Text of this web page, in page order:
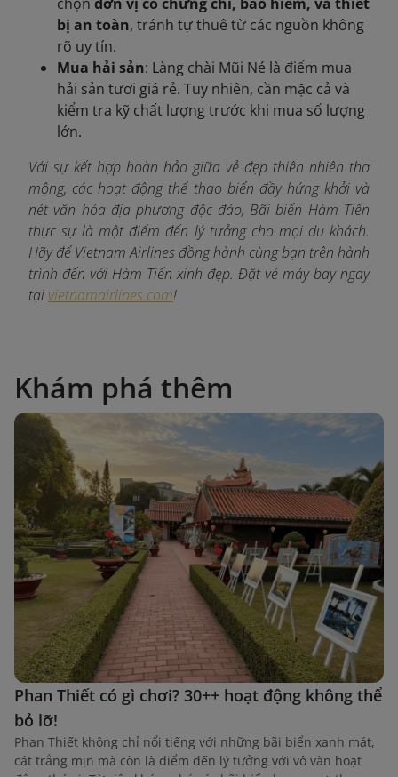
bị an toàn, tránh tự thuê từ các nguồn không
rõ uy tín.
Mua hải sản: Làng chài Mũi Né là điểm mua
hải sản tươi giá rẻ. Tuy nhiên, cần mặc cả và
kiểm tra kỹ chất lượng trước khi mua số lượng
lớn.
Với sự kết hợp hoàn hảo giữa vẻ đẹp thiên nhiên thơ
mộng, các hoạt động thể thao biển đầy hứng khởi và
nét văn hóa địa phương độc đáo, Bãi biển Hàm Tiến
thực sự là một điểm đến lý tưởng cho mọi du khách.
Hãy để Vietnam Airlines đồng hành cùng bạn trên hành
trình đến với Hàm Tiến xinh đẹp. Đặt vé máy bay ngay
tại vietnamairlines.com!
Khám phá thêm
Phan Thiết có gì chơi? 30++ hoạt động không thể
bỏ lỡ!
Phan Thiết không chỉ nổi tiếng với những bãi biển xanh mát,
cát trắng mịn mà còn là điểm đến lý tưởng với vô vàn hoạt